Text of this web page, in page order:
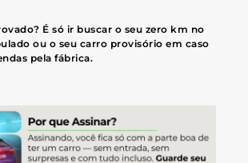
É só ir buscar o seu zero km no
ou o seu carro provisório em caso
pela fábrica.